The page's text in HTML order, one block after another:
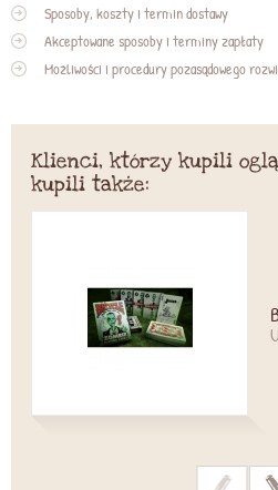
Sposoby, koszty i termin dostawy
Akceptowane sposoby i terminy zapłaty
Możliwości i procedury pozasądowego
Klienci, którzy kupili
kupili także: